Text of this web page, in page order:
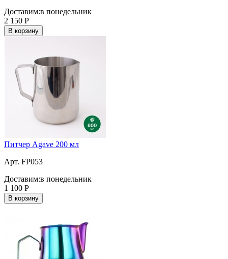
Доставим:в понедельник
2 150 Р
В корзину
Питчер Agave 200 мл
Арт. FP053
Доставим:в понедельник
1 100 Р
В корзину